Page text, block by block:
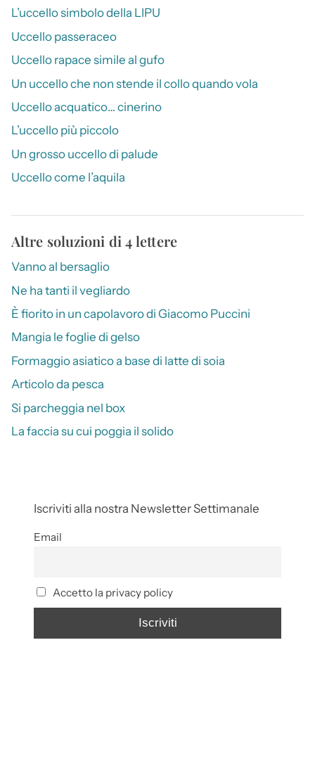
L’uccello simbolo della LIPU
Uccello passeraceo
Uccello rapace simile al gufo
Un uccello che non stende il collo quando vola
Uccello acquatico… cinerino
L’uccello più piccolo
Un grosso uccello di palude
Uccello come l’aquila
Altre soluzioni di 4 lettere
Vanno al bersaglio
Ne ha tanti il vegliardo
È fiorito in un capolavoro di Giacomo Puccini
Mangia le foglie di gelso
Formaggio asiatico a base di latte di soia
Articolo da pesca
Si parcheggia nel box
La faccia su cui poggia il solido
Iscriviti alla nostra Newsletter Settimanale
Email
Accetto la privacy policy